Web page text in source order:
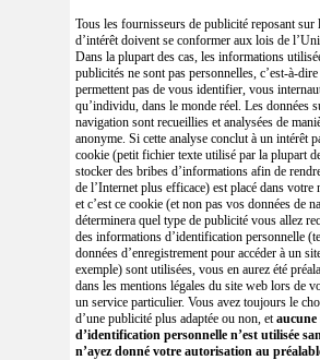
Tous les fournisseurs de publicité reposant sur
d’intérêt doivent se conformer aux lois de
Dans la plupart des cas, les informations
publicités ne sont pas personnelles, c’est-à-dire
permettent pas de vous identifier, vous
qu’individu, dans le monde réel. Les données
navigation sont recueillies et analysées de
anonyme. Si cette analyse conclut à un intérêt
cookie (petit fichier texte utilisé par la plupart
stocker des bribes d’informations afin de
de l’Internet plus efficace) est placé dans votre
et c’est ce cookie (et non pas vos données de
déterminera quel type de publicité vous allez
des informations d’identification personnelle
données d’enregistrement pour accéder à un
exemple) sont utilisées, vous en aurez été
dans les mentions légales du site web lors de
un service particulier. Vous avez toujours le
d’une publicité plus adaptée ou non, et
d’identification personnelle n’est utilisée
n’ayez donné votre autorisation au